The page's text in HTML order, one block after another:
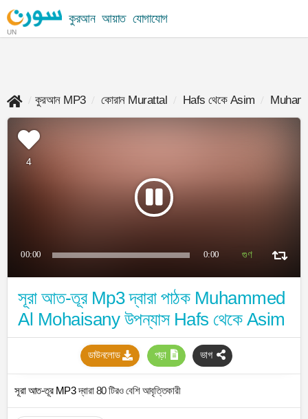
UN
কুরআন আয়াত যোগাযোগ
কুরআন MP3 কোরান Murattal Hafs থেকে Asim
4
00:00 0:00
সূরা আত-তূর Mp3 দ্বারা পাঠক Muhammed
Al Mohaisany উপন্যাস Hafs থেকে Asim
ডাউনলোড পড়া ভাগ
সূরা আত-তূর MP3দ্বারা 80 টিরও বেশি আবৃত্তিকারী